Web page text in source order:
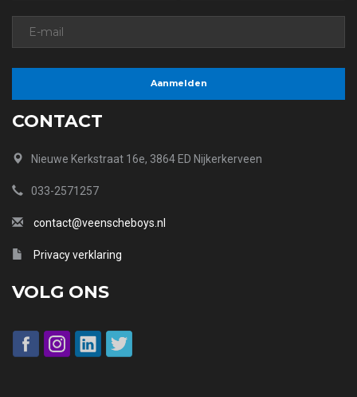
CONTACT
Nieuwe Kerkstraat 16e, 3864 ED Nijkerkerveen
033-2571257
contact@veenscheboys.nl
Privacy verklaring
VOLG ONS